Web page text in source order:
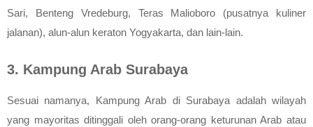
Sari, Benteng Vredeburg, Teras Malioboro (pusatnya kuliner
jalanan), alun-alun keraton Yogyakarta, dan lain-lain.
3. Kampung Arab Surabaya
Sesuai namanya, Kampung Arab di Surabaya adalah wilayah
yang mayoritas ditinggali oleh orang-orang keturunan Arab atau